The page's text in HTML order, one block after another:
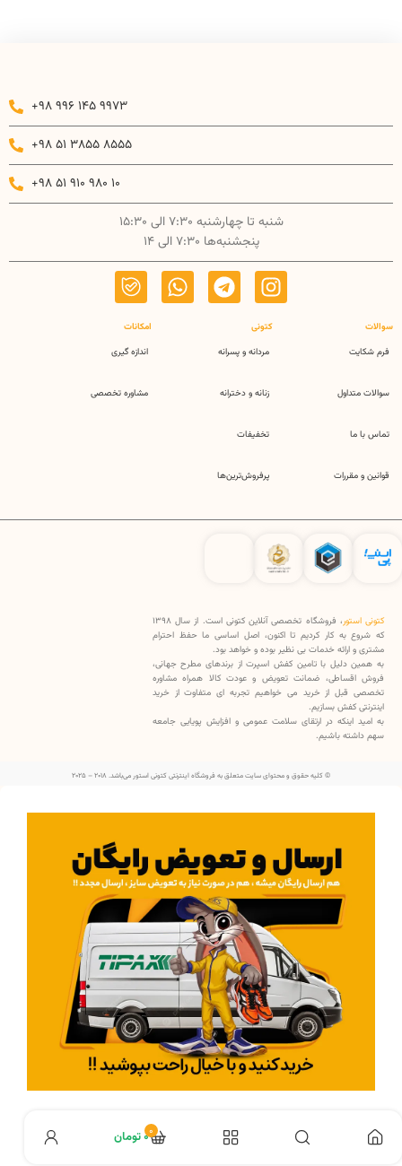
+98 996 145 9973
+98 51 3855 8555
+98 51 910 980 10
شنبه تا چهارشنبه 7:30 الی 15:30
پنجشنبه‌ها 7:30 الی 14
سوالات
فرم شکایت
سوالات متداول
تماس با ما
قوانین و مقررات
کتونی
مردانه و پسرانه
زنانه و دخترانه
تخفیفات
پرفروش‌ترین‌ها
امکانات
اندازه گیری
مشاوره تخصصی
کتونی استور
، فروشگاه تخصصی آنلاین کتونی است. از سال 1398
که شروع به کار کردیم تا اکنون، اصل اساسی ما حفظ احترام
مشتری و ارائه خدمات بی نظیر بوده و خواهد بود.
به همین دلیل با تامین کفش اسپرت از برندهای مطرح جهانی،
فروش اقساطی، ضمانت تعویض و عودت کالا همراه مشاوره
تخصصی قبل از خرید می خواهیم تجربه ای متفاوت از خرید
اینترنتی کفش بسازیم.
به امید اینکه در ارتقای سلامت عمومی و افزایش پویایی جامعه
سهم داشته باشیم.
© کلیه حقوق و محتوای سایت متعلق به فروشگاه اینترنتی کتونی استور می‌باشد. 2018 – 2025
0۰تومان